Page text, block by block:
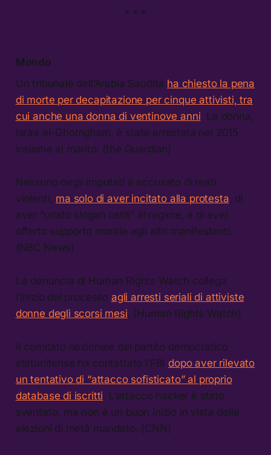
* * *
Mondo
Un tribunale dell’Arabia Saudita ha chiesto la pena
di morte per decapitazione per cinque attivisti, tra
cui anche una donna di ventinove anni. La donna,
Israa al-Ghomgham, è stata arrestata nel 2015
insieme al marito. (the Guardian)
Nessuno degli imputati è accusato di reati
violenti, ma solo di aver incitato alla protesta, di
aver “urlato slogan ostili” al regime, e di aver
offerto supporto morale agli altri manifestanti.
(NBC News)
La denuncia di Human Rights Watch collega
l’inizio del processo agli arresti seriali di attiviste
donne degli scorsi mesi. (Human Rights Watch)
Il comitato nazionale del partito democratico
statunitense ha contattato l’FBI dopo aver rilevato
un tentativo di “attacco sofisticato” al proprio
database di iscritti. L’attacco hacker è stato
sventato, ma non è un buon inizio in vista delle
elezioni di metà mandato. (CNN)